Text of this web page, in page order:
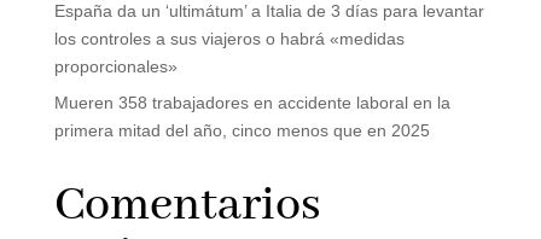
España da un ‘ultimátum’ a Italia de 3 días para levantar
los controles a sus viajeros o habrá «medidas
proporcionales»
Mueren 358 trabajadores en accidente laboral en la
primera mitad del año, cinco menos que en 2025
Comentarios